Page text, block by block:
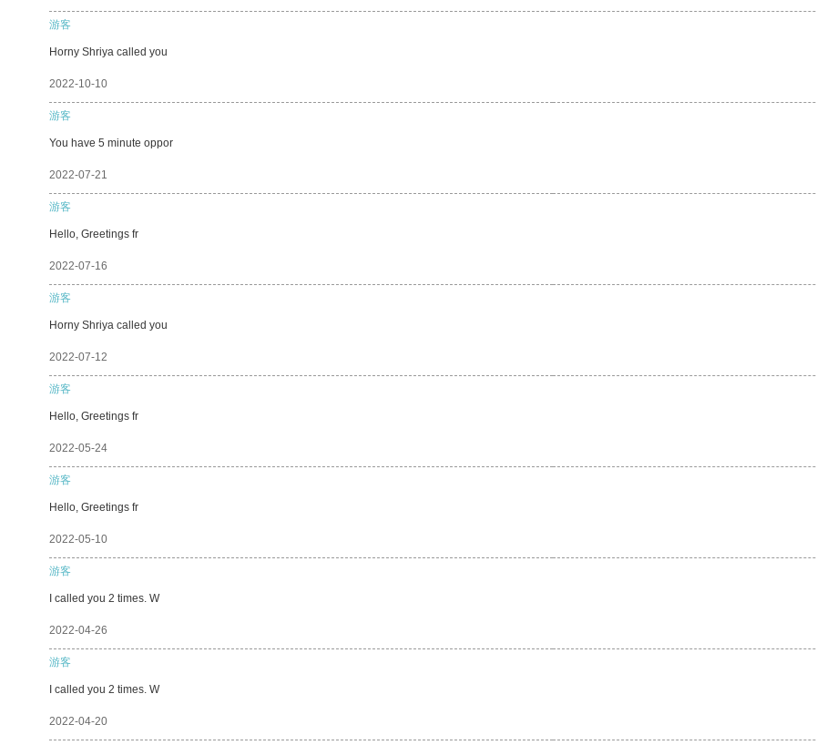
游客
Horny Shriya called you
2022-10-10
游客
You have 5 minute oppor
2022-07-21
游客
Hello, Greetings fr
2022-07-16
游客
Horny Shriya called you
2022-07-12
游客
Hello, Greetings fr
2022-05-24
游客
Hello, Greetings fr
2022-05-10
游客
I called you 2 times. W
2022-04-26
游客
I called you 2 times. W
2022-04-20